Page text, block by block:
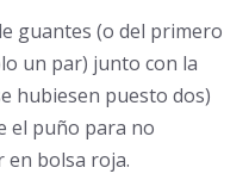
guantes (o del primero
un par) junto con la
hubiesen puesto dos)
el puño para no
en bolsa roja.